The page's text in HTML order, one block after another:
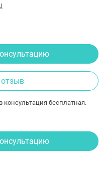
консультация бесплатная.